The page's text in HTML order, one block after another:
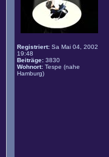
Registriert: Sa Mai 04, 2002
19:48
Beiträge: 3830
Wohnort: Tespe (nahe
Hamburg)